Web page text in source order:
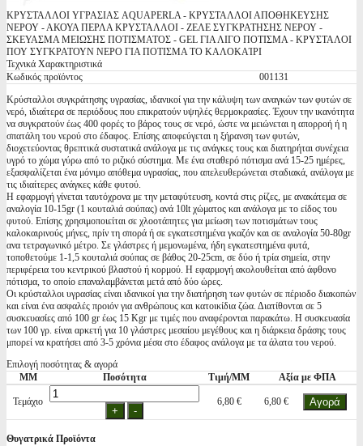
ΚΡΥΣΤΑΛΛΟΙ ΥΓΡΑΣΙΑΣ AQUAPERLA - ΚΡΥΣΤΑΛΛΟΙ ΑΠΟΘΗΚΕΥΣΗΣ
ΝΕΡΟΥ - ΑΚΟΥΑ ΠΕΡΛΑ ΚΡΥΣΤΑΛΛΟΙ - ΖΕΛΕ ΣΥΓΚΡΑΤΗΣΗΣ ΝΕΡΟΥ -
ΣΚΕΥΑΣΜΑ ΜΕΙΩΣΗΣ ΠΟΤΙΣΜΑΤΟΣ - GEL ΓΙΑ ΛΙΓΟ ΠΟΤΙΣΜΑ - ΚΡΥΣΤΑΛΟΙ
ΠΟΥ ΣΥΓΚΡΑΤΟΥΝ ΝΕΡΟ ΓΙΑ ΠΟΤΙΣΜΑ ΤΟ ΚΑΛΟΚΑΊΡΙ
Τεχνικά Χαρακτηριστικά
Κωδικός προϊόντος
001131
Κρύσταλλοι συγκράτησης υγρασίας, ιδανικοί για την κάλυψη των αναγκών των φυτών σε
νερό, ιδιαίτερα σε περιόδους που επικρατούν υψηλές θερμοκρασίες. Έχουν την ικανότητα
να συγκρατούν έως 400 φορές το βάρος τους σε νερό, ώστε να μειώνεται η απορροή ή η
σπατάλη του νερού στο έδαφος. Επίσης αποφεύγεται η ξήρανση των φυτών,
διοχετεύοντας θρεπτικά συστατικά ανάλογα με τις ανάγκες τους και διατηρήται συνέχεια
υγρό το χώμα γύρω από το ριζικό σύστημα. Με ένα σταθερό πότισμα ανά 15-25 ημέρες,
εξασφαλίζεται ένα μόνιμο απόθεμα υγρασίας, που απελευθερώνεται σταδιακά, ανάλογα με
τις ιδιαίτερες ανάγκες κάθε φυτού.
Η εφαρμογή γίνεται ταυτόχρονα με την μεταφύτευση, κοντά στις ρίζες, με ανακάτεμα σε
αναλογία 10-15gr (1 κουταλιά σούπας) ανά 10lt χώματος και ανάλογα με το είδος του
φυτού. Επίσης χρησιμοποιείται σε χλοοτάπητες για μείωση των ποτισμάτων τους
καλοκαιρινούς μήνες, πρίν τη σπορά ή σε εγκατεστημένα γκαζόν και σε αναλογία 50-80gr
ανα τετραγωνικό μέτρο. Σε γλάστρες ή μεμονωμένα, ήδη εγκατεστημένα φυτά,
τοποθετούμε 1-1,5 κουταλιά σούπας σε βάθος 20-25cm, σε δύο ή τρία σημεία, στην
περιφέρεια του κεντρικού βλαστού ή κορμού. Η εφαρμογή ακολουθείται από άφθονο
πότισμα, το οποίο επαναλαμβάνεται μετά από δύο ώρες.
Οι κρύσταλλοι υγρασίας είναι ιδανικοί για την διατήρηση των φυτών σε πέριοδο διακοπών
και είναι ένα ασφαλές προιόν για ανθρώπους και κατοικίδια ζώα. Διατίθονται σε 5
συσκευασίες από 100 gr έως 15 Kgr με τιμές που αναφέρονται παρακάτω. Η συσκευασία
των 100 γρ. είναι αρκετή για 10 γλάστρες μεσαίου μεγέθους και η διάρκεια δράσης τους
μπορεί να κρατήσει από 3-5 χρόνια μέσα στο έδαφος ανάλογα με τα άλατα του νερού.
Επιλογή ποσότητας & αγορά
ΜΜ
Ποσότητα Τιμή/ΜΜ Αξία με ΦΠΑ
Τεμάχιο 6,80 € 6,80 €
Θυγατρικά Προϊόντα